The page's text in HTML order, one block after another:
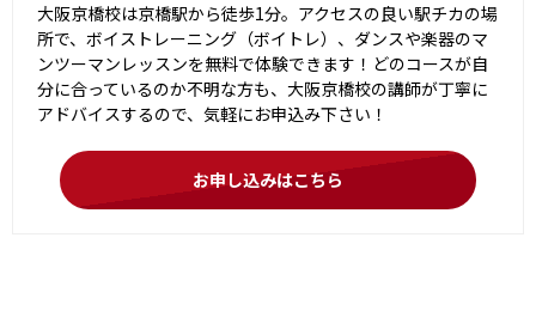
大阪京橋校は京橋駅から徒歩1分。アクセスの良い駅チカの場
所で、ボイストレーニング（ボイトレ）、ダンスや楽器のマ
ンツーマンレッスンを無料で体験できます！どのコースが自
分に合っているのか不明な方も、大阪京橋校の講師が丁寧に
アドバイスするので、気軽にお申込み下さい！
お申し込みはこちら